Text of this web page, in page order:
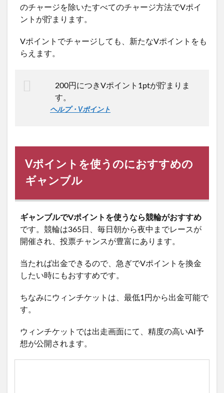
のチャージを除いたすべてのチャージ方法でVポイ
ントが貯まります。
Vポイントでチャージしても、新たなVポイントをも
らえます。
200円につきVポイント1ptが貯まりま
す。
ヘルプ・Vポイント
Vポイントを使うのにおすすめの
ギャンブル
ギャンブルでVポイントを使うなら競輪がおすすめ
です。競輪は365日、毎日朝から夜中までレースが
開催され、投票チャンスが豊富にあります。
当たれば出金できるので、急ぎでVポイントを換金
したい時にもおすすめです。
ちなみにウィンチケットは、最低1円から出金可能で
す。
ウィンチケットでは出走画面にて、精度の高いAI予
想が公開されます。